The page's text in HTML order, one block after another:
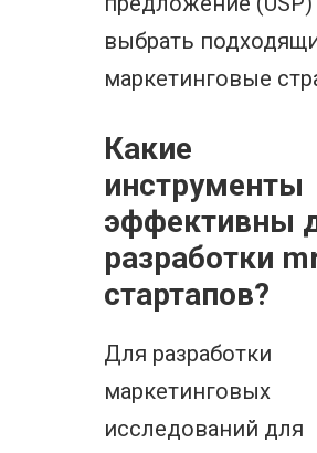
выбрать
маркетинговые
Какие
инструменты
эффективны
разработки
стартапов?
Для разработки
маркетинговых
исследований для